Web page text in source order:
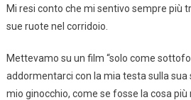
Mi resi conto che mi sentivo sempre più
sue ruote nel corridoio.
Mettevamo su un film “solo come
addormentarci con la mia testa sulla sua
mio ginocchio, come se fosse la cosa più